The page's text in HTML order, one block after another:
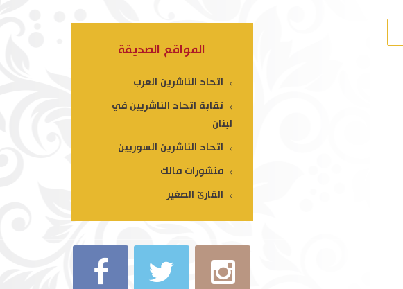
المواقع الصديقة
اتحاد الناشرين العرب
نقابة اتحاد الناشريين في
لبنان
اتحاد الناشرين السوريين
منشورات مالك
القارئ الصغير